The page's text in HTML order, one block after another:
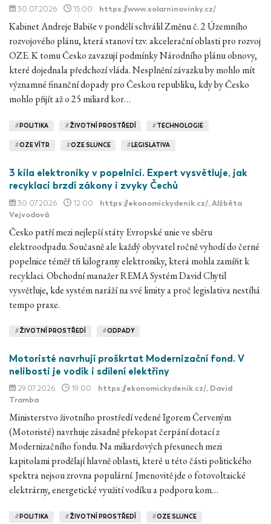
30.07.2026 15:00 https://www.solarninovinky.cz/
Kabinet Andreje Babiše v pondělí schválil Změnu č. 2 Územního
rozvojového plánu, která stanoví tzv. akcelerační oblasti pro rozvoj
OZE. K tomu Česko zavazují podmínky Národního plánu obnovy,
které dojednala předchozí vláda. Nesplnění závazku by mohlo mít
významné finanční dopady pro Českou republiku, kdy by Česko
mohlo přijít až o 25 miliard kor…
# POLITIKA #ŽIVOTNÍ PROSTŘEDÍ #TECHNOLOGIE
#OZE VÍTR #OZE SLUNCE # LEGISLATIVA
3 kila elektroniky v popelnici. Expert vysvětluje, jak
recyklaci brzdí zákony i zvyky Čechů
30.07.2026 12:00 https://ekonomickydenik.cz/, Alžběta
Vejvodová
Česko patří mezi nejlepší státy Evropské unie ve sběru
elektroodpadu. Současně ale každý obyvatel ročně vyhodí do černé
popelnice téměř tři kilogramy elektroniky, která mohla zamířit k
recyklaci. Obchodní manažer REMA Systém David Chytil
vysvětluje, kde systém naráží na své limity a proč legislativa nestíhá
tempo praxe.
#ŽIVOTNÍ PROSTŘEDÍ #ODPADY
Motoristé navrhují proškrtat Modernizační fond. V
nelibosti je vodík i sdílení elektřiny
29.07.2026 19:00 https://ekonomickydenik.cz/, David
Tramba
Ministerstvo životního prostředí vedené Igorem Červeným
(Motoristé) navrhuje zásadně překopat čerpání dotací z
Modernizačního fondu. Na miliardových přesunech mezi
kapitolami prodělají hlavně oblasti, které u této části politického
spektra nejsou zrovna populární. Jmenovitě jde o fotovoltaické
elektrárny, energetické využití vodíku a podporu kom…
# POLITIKA #ŽIVOTNÍ PROSTŘEDÍ #OZE SLUNCE